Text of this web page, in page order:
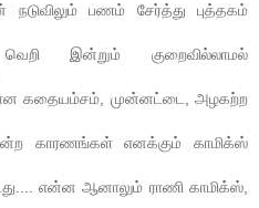
நடுவிலும் பணம் சேர்த்து புத்தகம்
இன்றும் குறைவில்லாமல்
கதையம்சம், முன்னட்டை, அழகற்ற
காரணங்கள் எனக்கும் காமிக்ஸ்
என்ன ஆனாலும் ராணி காமிக்ஸ்,